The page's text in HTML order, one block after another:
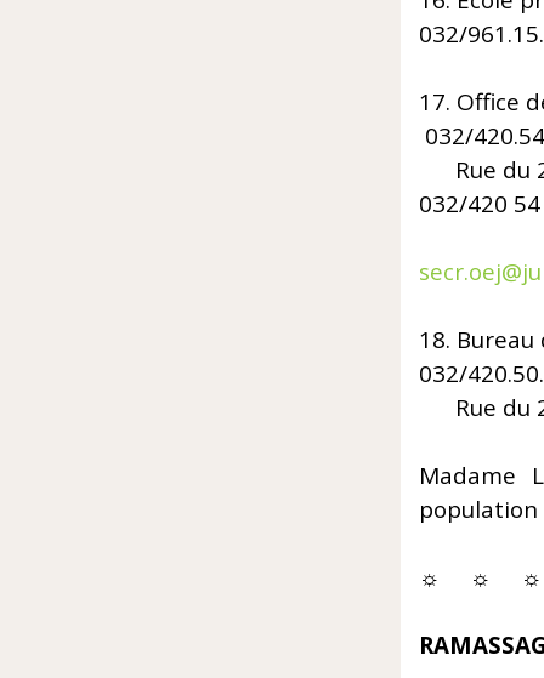
032/
17.
032/
Rue
032/420
18.
032/
Rue du
Madame
population
☼ ☼